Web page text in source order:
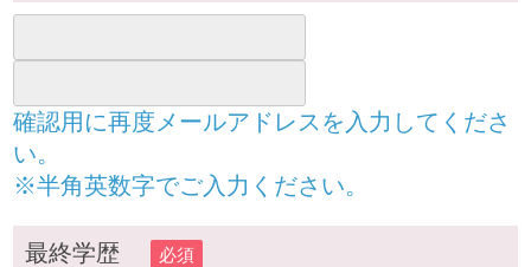
確認用に再度メールアドレスを入力してくださ
い。
※半角英数字でご入力ください。
最終学歴 必須